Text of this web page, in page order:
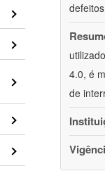
4.0, é
de